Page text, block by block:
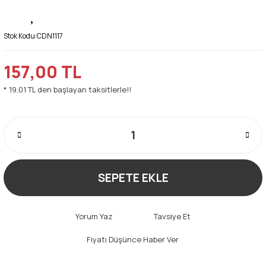
Stok Kodu:CDN1117
157,00 TL
* 19,01 TL den başlayan taksitlerle!!
SEPETE EKLE
Yorum Yaz Tavsiye Et
Fiyatı Düşünce Haber Ver